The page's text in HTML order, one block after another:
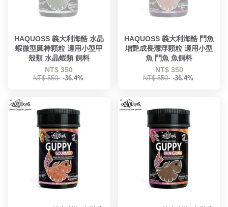
HAQUOSS 義大利海酷 水晶
蝦微型圓棒顆粒 適用小型甲
殼類 水晶蝦類 飼料
NT$ 350
NT$ 550 -36.4%
HAQUOSS 義大利海酷 鬥魚
增艷成長漂浮顆粒 適用小型
魚 鬥魚 魚飼料
NT$ 350
NT$ 550 -36.4%